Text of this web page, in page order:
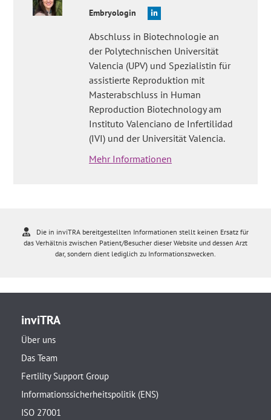
Embryologin
Abschluss in Biotechnologie an
der Polytechnischen Universität
Valencia (UPV) und Spezialistin für
assistierte Reproduktion mit
Masterabschluss in Human
Reproduction Biotechnology am
Instituto Valenciano de Infertilidad
(IVI) und der Universität Valencia.
Mehr Informationen
Die in inviTRA bereitgestellten Informationen stellt keinen Ersatz für
das Verhältnis zwischen Patient/Besucher dieser Website und dessen Arzt
dar, sondern dient lediglich zu Informationszwecken.
inviTRA
Über uns
Das Team
Fertility Support Group
Informationssicherheitspolitik (ENS)
ISO 27001